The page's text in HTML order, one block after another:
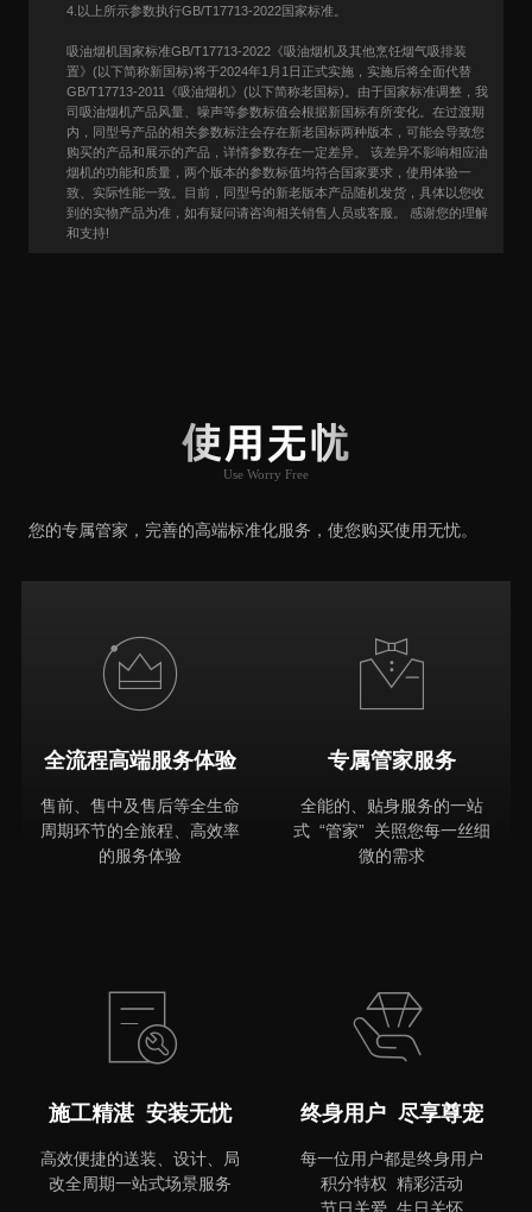
4.以上所示参数执行GB/T17713-2022国家标准。
吸油烟机国家标准GB/T17713-2022《吸油烟机及其他烹饪烟气吸排装
置》(以下简称新国标)将于2024年1月1日正式实施，实施后将全面代替
GB/T17713-2011《吸油烟机》(以下简称老国标)。由于国家标准调整，我
司吸油烟机产品风量、噪声等参数标值会根据新国标有所变化。在过渡期
内，同型号产品的相关参数标注会存在新老国标两种版本，可能会导致您
购买的产品和展示的产品，详情参数存在一定差异。 该差异不影响相应油
烟机的功能和质量，两个版本的参数标值均符合国家要求，使用体验一
致、实际性能一致。目前，同型号的新老版本产品随机发货，具体以您收
到的实物产品为准，如有疑问请咨询相关销售人员或客服。 感谢您的理解
和支持!
使用无忧
Use Worry Free
您的专属管家，完善的高端标准化服务，使您购买使用无忧。
全流程高端服务体验
售前、售中及售后等全生命
周期环节的全旅程、高效率
的服务体验
专属管家服务
全能的、贴身服务的一站
式 “管家” 关照您每一丝细
微的需求
施工精湛 安装无忧
高效便捷的送装、设计、局
改全周期一站式场景服务
终身用户 尽享尊宠
每一位用户都是终身用户
积分特权 精彩活动